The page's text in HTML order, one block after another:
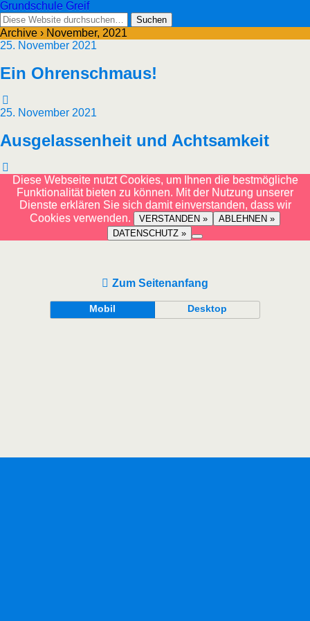
Grundschule Greif
Archive › November, 2021
25. November 2021
Ein Ohrenschmaus!
25. November 2021
Ausgelassenheit und Achtsamkeit
Diese Webseite nutzt Cookies, um Ihnen die bestmögliche
Funktionalität bieten zu können. Mit der Nutzung unserer
Dienste erklären Sie sich damit einverstanden, dass wir
Cookies verwenden.
VERSTANDEN »
ABLEHNEN »
DATENSCHUTZ »
Zum Seitenanfang
Mobil Desktop